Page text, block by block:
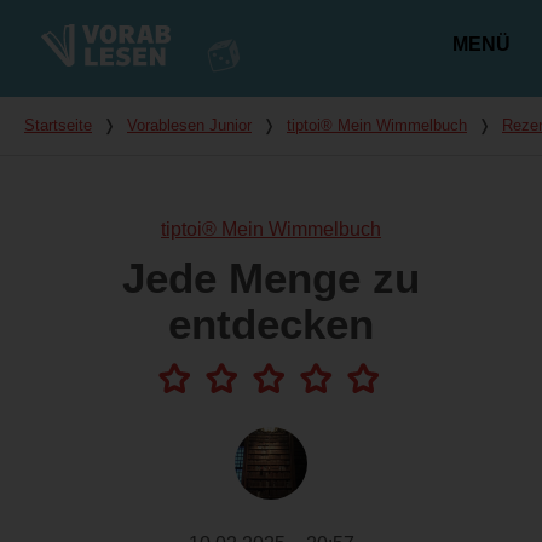
MENÜ
Du bist hier
Startseite ❭ Vorablesen Junior ❭ tiptoi® Mein Wimmelbuch ❭
tiptoi® Mein Wimmelbuch
Jede Menge zu
entdecken